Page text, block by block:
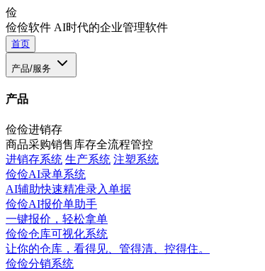
俭
俭俭软件 AI时代的企业管理软件
首页
产品/服务
产品
俭俭进销存
商品采购销售库存全流程管控
进销存系统 生产系统 注塑系统
俭俭AI录单系统
AI辅助快速精准录入单据
俭俭AI报价单助手
一键报价，轻松拿单
俭俭仓库可视化系统
让你的仓库，看得见、管得清、控得住。
俭俭分销系统